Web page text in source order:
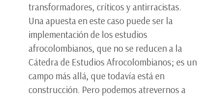
transformadores, críticos y antirracistas.
Una apuesta en este caso puede ser la
implementación de los estudios
afrocolombianos, que no se reducen a la
Cátedra de Estudios Afrocolombianos; es un
campo más allá, que todavía está en
construcción. Pero podemos atrevernos a